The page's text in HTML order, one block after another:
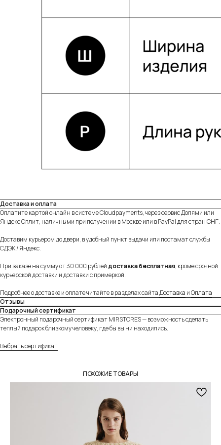
Доставка и оплата
Оплатите картой онлайн в системе Cloudpayments, через сервис Долями или
Яндекс Сплит, наличными при получении в Москве или в PayPal для стран СНГ.
Доставим курьером до двери, в удобный пункт выдачи или постамат службы
СДЭК / Яндекс.
При заказе на сумму от 30 000 рублей доставка бесплатная, кроме срочной
курьерской доставки и доставки с примеркой.
Подробнее о доставке и оплате читайте в разделах сайтаДоставка иОплата
Отзывы
Подарочный сертификат
Электронный подарочный сертификат MIRSTORES — возможность сделать
теплый подарок близкому человеку, где бы вы ни находились.
Выбрать сертификат
ПОХОЖИЕ ТОВАРЫ
Собственное производство
Тщательно контролируем каждый этап
Индивидуальное изготовление
Можем изготовить любое изделие из нашего
Разные опции доставки
способом — курьером в день заказа по Москве
или в ближайший к вам пункт выдачи заказов.
Удобная и безопасная оплата
Оплачивайте товар на сайте полностью картой
любого банка или частично через сервисы